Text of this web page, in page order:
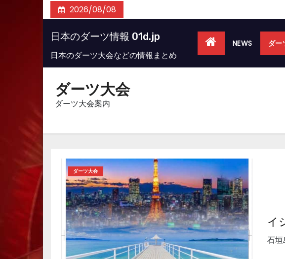
ン
2026/08/08
日本のダーツ情報 01d.jp
日本のダーツ大会などの情報まとめ
NEWS ダー
ダーツ大会
ダーツ大会案内
ダーツ大会
イ
石